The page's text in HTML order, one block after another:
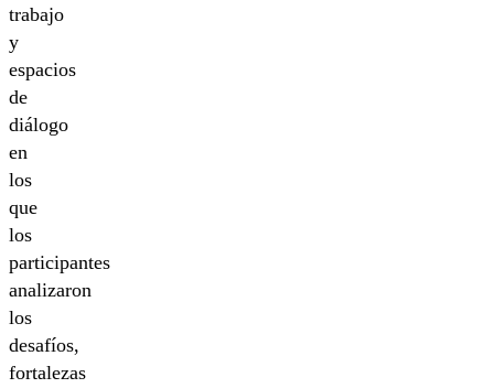
trabajo
y
espacios
de
diálogo
en
los
que
los
participantes
analizaron
los
desafíos,
fortalezas